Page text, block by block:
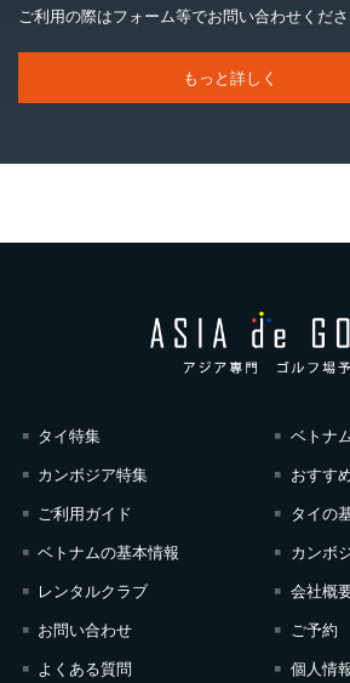
ご利用の際はフォーム等でお問い合わせくださ
もっと詳しく
タイ特集
ベトナ
カンボジア特集
おすす
ご利用ガイド
タイの
ベトナムの基本情報
カンボ
レンタルクラブ
会社概
お問い合わせ
ご予約
よくある質問
個人情